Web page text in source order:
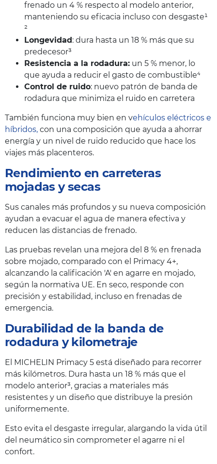
frenado un 4 % respecto al modelo anterior,
manteniendo su eficacia incluso con desgaste¹
²
Longevidad : dura hasta un 18 % más que su
predecesor³
Resistencia a la rodadura: un 5 % menor, lo
que ayuda a reducir el gasto de combustible⁴
Control de ruido: nuevo patrón de banda de
rodadura que minimiza el ruido en carretera
También funciona muy bien en vehículos eléctricos e
híbridos, con una composición que ayuda a ahorrar
energía y un nivel de ruido reducido que hace los
viajes más placenteros.
Rendimiento en carreteras
mojadas y secas
Sus canales más profundos y su nueva composición
ayudan a evacuar el agua de manera efectiva y
reducen las distancias de frenado.
Las pruebas revelan una mejora del 8 % en frenada
sobre mojado, comparado con el Primacy 4+,
alcanzando la calificación 'A' en agarre en mojado,
según la normativa UE. En seco, responde con
precisión y estabilidad, incluso en frenadas de
emergencia.
Durabilidad de la banda de
rodadura y kilometraje
El MICHELIN Primacy 5 está diseñado para recorrer
más kilómetros. Dura hasta un 18 % más que el
modelo anterior³, gracias a materiales más
resistentes y un diseño que distribuye la presión
uniformemente.
Esto evita el desgaste irregular, alargando la vida útil
del neumático sin comprometer el agarre ni el
confort.